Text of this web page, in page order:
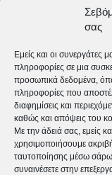
σας
Εμείς και οι
πληροφορίες σε μια
προσωπικά δεδομένα,
πληροφορίες που
διαφημίσεις και
καθώς και απόψεις του
Με την άδειά σας, εμείς
χρησιμοποιήσουμε
ταυτοποίησης μέσω
συναινέσετε στην
Σαμπιά ανέφερε
αύξηση στις
περισσότεροι
τουλάχιστον δύο
εξελίσσεται σε
υγεία, καθώς η
χρήση των
νοσηλείες και